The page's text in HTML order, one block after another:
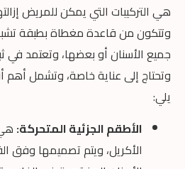
هي التركيبات التي يمكن للمريض
وتتكون من قاعدة مغطاة بطبقة
جميع الأسنان أو بعضها، وتعتمد في
وتحتاج إلى عناية خاصة، وتشمل أهم
يلي:
الأطقم الجزئية المتحركة:
الأكريل، ويتم تصميمها وفق